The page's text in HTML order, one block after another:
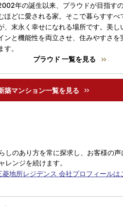
年の誕生以来、プラウドが目指す
ほどに愛される家。そこで暮らすすべ
、末永く幸せになれる場所です。美し
ンと機能性を両立させ、住みやすさを
す。
プラウド 一覧を見る
築マンション一覧を見る
しのあり方を常に探求し、お客様の声
レンジを続けます。
菱地所レジデンス 会社プロフィールは